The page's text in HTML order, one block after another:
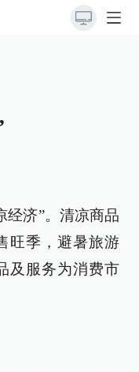
经济”。清凉商品
旺季，避暑旅游
服务为消费市